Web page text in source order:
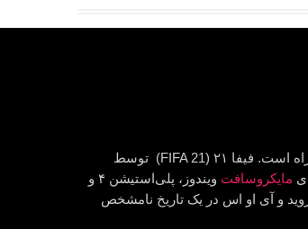
دوباره یک چالش هیجان انگیز دیگر به عنوان یک طرفدار فوتبالبا EA SPORTS FIFA 21، همراه با پشتیبانی از موتور گرافیکی Frostbite One در راه است. فیفا ۲۱ (FIFA 21) توسط
مایکروسافت ویندوز، پلی‌استیشن ۴ و
و آی او اس در یک تاریخ نامشخص